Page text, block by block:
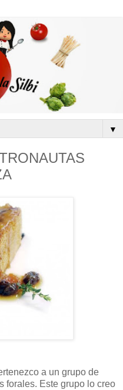
▼
a un grupo de
forales. Este grupo lo creo